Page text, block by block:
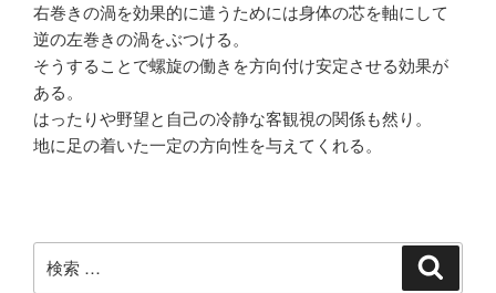
右巻きの渦を効果的に遣うためには身体の芯を軸にして
逆の左巻きの渦をぶつける。
そうすることで螺旋の働きを方向付け安定させる効果が
ある。
はったりや野望と自己の冷静な客観視の関係も然り。
地に足の着いた一定の方向性を与えてくれる。
索: